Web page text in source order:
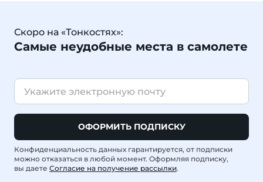
Скоро на «Тонкостях»:
Самые неудобные места в самолете
ОФОРМИТЬ ПОДПИСКУ
Конфиденциальность данных гарантируется, от подписки
можно отказаться в любой момент. Оформляя подписку,
вы даете Согласие на получение рассылки.